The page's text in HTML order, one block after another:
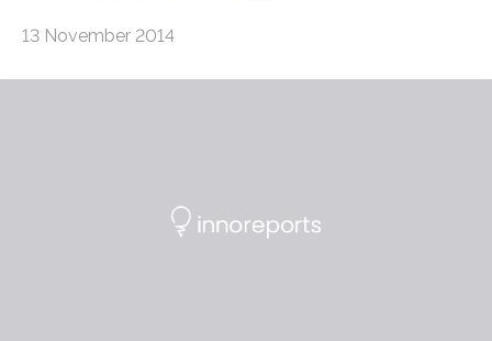
13 November 2014